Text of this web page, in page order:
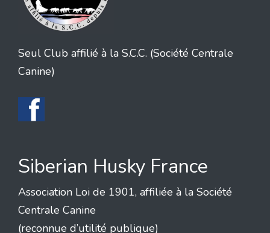
Seul Club affilié à la S.C.C. (Société Centrale
Canine)
Siberian Husky France
Association Loi de 1901, affiliée à la Société
Centrale Canine
(reconnue d’utilité publique)